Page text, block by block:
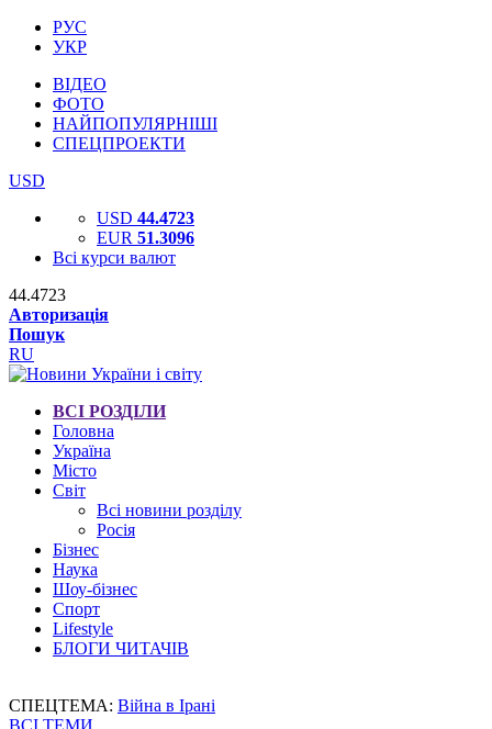
РУС
УКР
ВІДЕО
ФОТО
НАЙПОПУЛЯРНІШІ
СПЕЦПРОЕКТИ
USD
USD 44.4723
EUR 51.3096
Всі курси валют
44.4723
Авторизація
Пошук
RU
ВСІ РОЗДІЛИ
Головна
Україна
Місто
Світ
Всі новини розділу
Росія
Бізнес
Наука
Шоу-бізнес
Спорт
Lifestyle
БЛОГИ ЧИТАЧІВ
СПЕЦТЕМА: Війна в Ірані
ВСІ ТЕМИ